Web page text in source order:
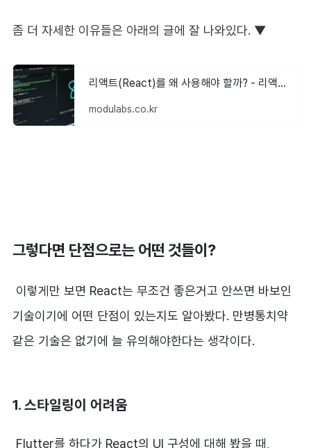
좀 더 자세한 이유들은 아래의 글에 잘 나와있다. ▼
리액트(React)를 왜 사용해야 할까? - 리액트가 강력한 이유
modulabs.co.kr
그렇다면 단점으로는 어떤 것들이?
이렇게만 보면 React는 무조건 좋은거고 안쓰면 바보인
기술이기에 어떤 단점이 있는지도 알아봤다. 만병통치약
같은 기술은 없기에 늘 유의해야한다는 생각이다.
1. 스타일링이 어려움
Flutter를 하다가 React의 UI 구성에 대해 봤을 때,